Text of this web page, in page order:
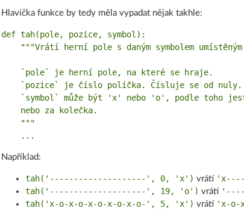
Hlavička funkce by tedy měla vypadat nějak takhle:
def tah(pole, pozice, symbol):
"""Vrátí herní pole s daným symbolem
    `pole` je herní pole, na které se hraje.
    `pozice` je číslo políčka. Čísluje se od nuly.
`symbol` může být 'x' nebo 'o', podle toho
    nebo za kolečka.
    """
Například:
tah('--------------------', 0, 'x') vrátí
tah('--------------------', 19, 'o') vrátí
tah('x-o-x-o-x-o-x-o-x-o-', 5, 'x') vrátí 'x-o-